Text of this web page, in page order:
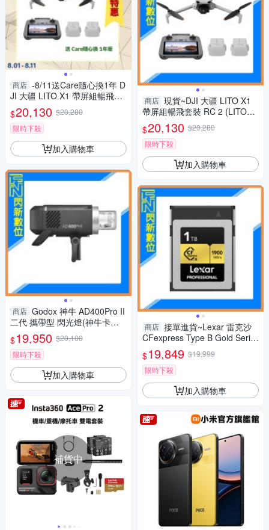
商店 -8/11送Care隨心換1年 D
JI 大疆 LITO X1 帶屏組暢飛套
裝 RC 2 (LITOX1，公司貨) 空
拍機 / 無人機 免註冊
$20,130 $20,280
限時下殺
加入購物車
商店 Godox 神牛 AD400Pro II
二代 攜帶型 閃光燈(神牛卡口)
內附保榮轉接(AD400 PRO II，
公司貨)
$19,950 $20,100
限時下殺
加入購物車
補貨中
商店 現貨~DJI 大疆 LITO X1
帶屏組暢飛套裝 RC 2 (LITOX
1，公司貨) 空拍機 / 無人機 ｜
免註冊｜
$20,130 $20,280
限時下殺
加入購物車
商店 接單進貨~Lexar 雷克沙
CFexpress Type B Gold Serie
s 1T/1TB 記憶卡(讀1900MB/
s，寫1500MB/s)公司貨
$19,849 $19,999
限時下殺
加入購物車